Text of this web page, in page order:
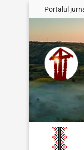
Portalul